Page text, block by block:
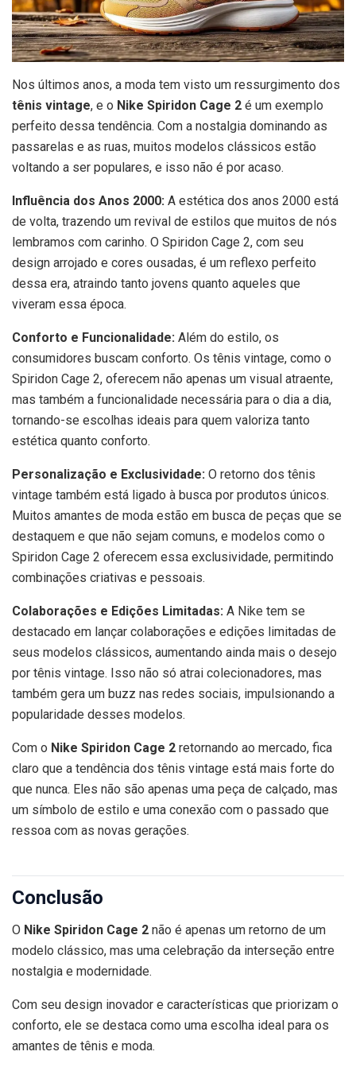
Nos últimos anos, a moda tem visto um ressurgimento dos
tênis vintage, e o Nike Spiridon Cage 2 é um exemplo
perfeito dessa tendência. Com a nostalgia dominando as
passarelas e as ruas, muitos modelos clássicos estão
voltando a ser populares, e isso não é por acaso.
Influência dos Anos 2000: A estética dos anos 2000 está
de volta, trazendo um revival de estilos que muitos de nós
lembramos com carinho. O Spiridon Cage 2, com seu
design arrojado e cores ousadas, é um reflexo perfeito
dessa era, atraindo tanto jovens quanto aqueles que
viveram essa época.
Conforto e Funcionalidade: Além do estilo, os
consumidores buscam conforto. Os tênis vintage, como o
Spiridon Cage 2, oferecem não apenas um visual atraente,
mas também a funcionalidade necessária para o dia a dia,
tornando-se escolhas ideais para quem valoriza tanto
estética quanto conforto.
Personalização e Exclusividade: O retorno dos tênis
vintage também está ligado à busca por produtos únicos.
Muitos amantes de moda estão em busca de peças que se
destaquem e que não sejam comuns, e modelos como o
Spiridon Cage 2 oferecem essa exclusividade, permitindo
combinações criativas e pessoais.
Colaborações e Edições Limitadas: A Nike tem se
destacado em lançar colaborações e edições limitadas de
seus modelos clássicos, aumentando ainda mais o desejo
por tênis vintage. Isso não só atrai colecionadores, mas
também gera um buzz nas redes sociais, impulsionando a
popularidade desses modelos.
Com o Nike Spiridon Cage 2 retornando ao mercado, fica
claro que a tendência dos tênis vintage está mais forte do
que nunca. Eles não são apenas uma peça de calçado, mas
um símbolo de estilo e uma conexão com o passado que
ressoa com as novas gerações.
Conclusão
O Nike Spiridon Cage 2 não é apenas um retorno de um
modelo clássico, mas uma celebração da interseção entre
nostalgia e modernidade.
Com seu design inovador e características que priorizam o
conforto, ele se destaca como uma escolha ideal para os
amantes de tênis e moda.